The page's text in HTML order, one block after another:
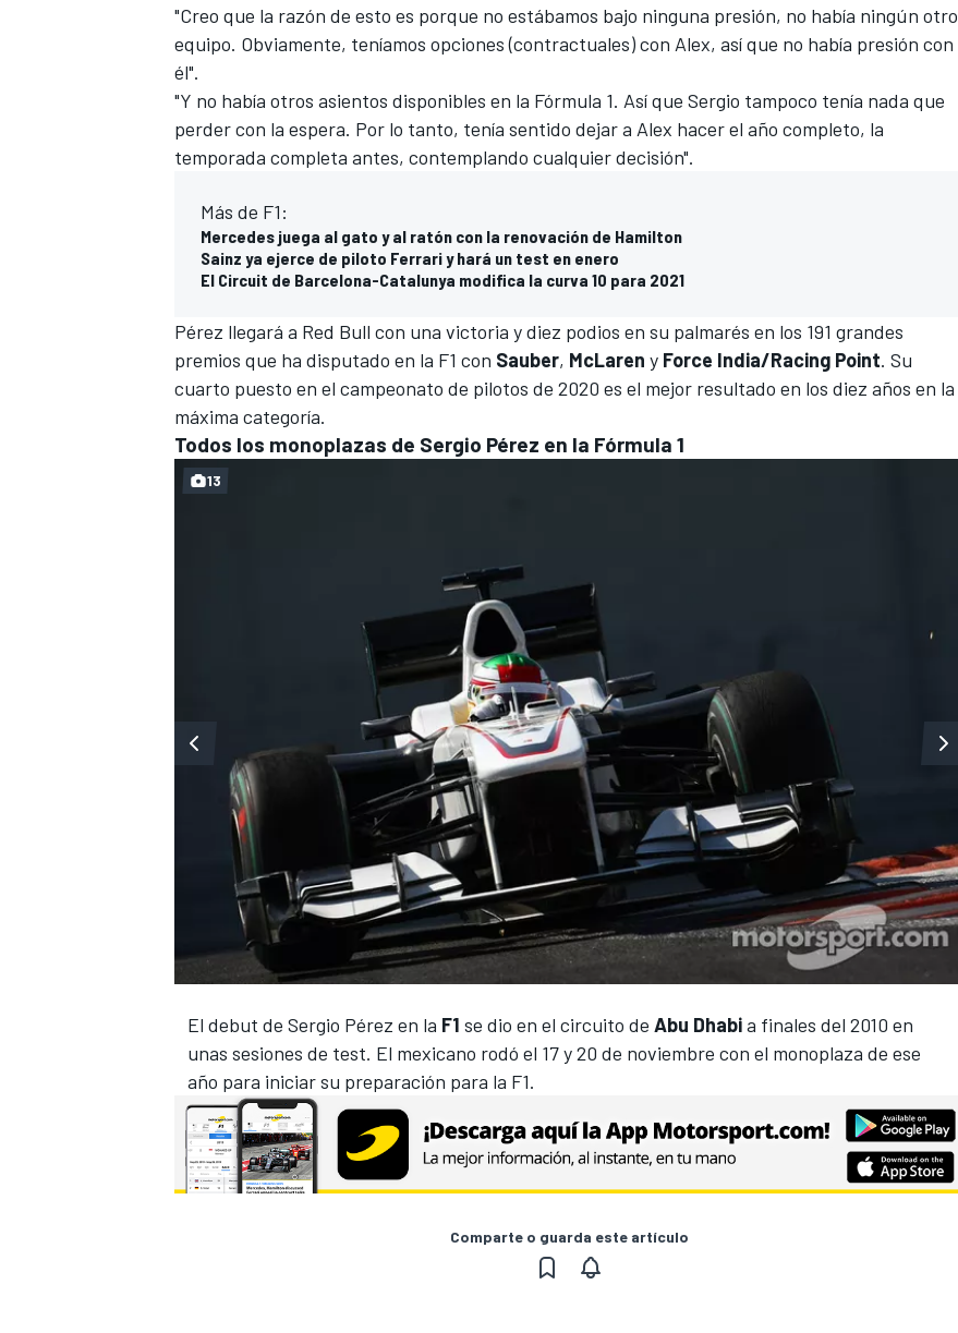
"Creo que la razón de esto es porque no estábamos bajo ninguna presión, no había ningún otro
equipo. Obviamente, teníamos opciones (contractuales) con Alex, así que no había presión con
él".
"Y no había otros asientos disponibles en la Fórmula 1. Así que Sergio tampoco tenía nada que
perder con la espera. Por lo tanto, tenía sentido dejar a Alex hacer el año completo, la
temporada completa antes, contemplando cualquier decisión".
Más de F1:
Mercedes juega al gato y al ratón con la renovación de Hamilton
Sainz ya ejerce de piloto Ferrari y hará un test en enero
El Circuit de Barcelona-Catalunya modifica la curva 10 para 2021
Pérez llegará a Red Bull con una victoria y diez podios en su palmarés en los 191 grandes
premios que ha disputado en la F1 con Sauber, McLaren y Force India/Racing Point. Su
cuarto puesto en el campeonato de pilotos de 2020 es el mejor resultado en los diez años en la
máxima categoría.
Todos los monoplazas de Sergio Pérez en la Fórmula 1
El debut de Sergio Pérez en la F1 se dio en el circuito de Abu Dhabia finales del 2010 en
unas sesiones de test. El mexicano rodó el 17 y 20 de noviembre con el monoplaza de ese
año para iniciar su preparación para la F1.
13
Comparte o guarda este artículo